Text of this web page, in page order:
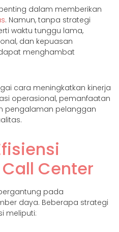
dalam memberikan
. Namun, tanpa strategi
waktu tunggu lama,
dan kepuasan
menghambat
cara meningkatkan kinerja
operasional, pemanfaatan
pengalaman pelanggan
Center
pada
daya. Beberapa strategi
meliputi: